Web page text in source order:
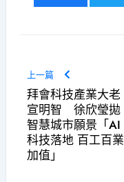
上一篇
拜會科技產業大老
宣明智 徐欣瑩拋
智慧城市願景「AI
科技落地 百工百業
加值」